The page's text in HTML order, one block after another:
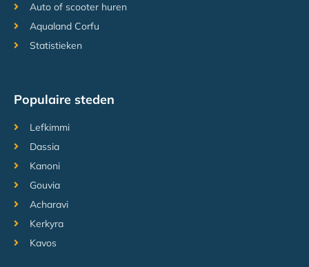
Auto of scooter huren
Aqualand Corfu
Statistieken
Populaire steden
Lefkimmi
Dassia
Kanoni
Gouvia
Acharavi
Kerkyra
Kavos